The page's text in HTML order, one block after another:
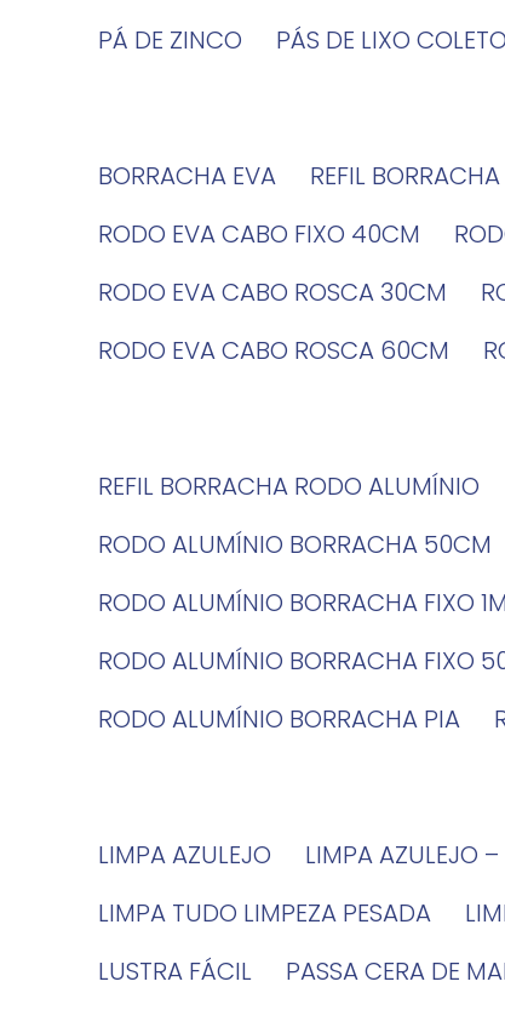
PÁ DE ZINCO
PÁS DE LIXO
BORRACHA EVA
REFIL
RODO EVA CABO FIXO 40CM
RODO EVA CABO ROSCA 30CM
RODO EVA CABO ROSCA 60CM
REFIL BORRACHA RODO ALUMÍNIO
RODO ALUMÍNIO BORRACHA 50CM
RODO ALUMÍNIO BORRACHA FIXO 1M
RODO ALUMÍNIO BORRACHA FIXO
RODO ALUMÍNIO BORRACHA PIA
LIMPA AZULEJO
LIMPA AZULEJO
LIMPA TUDO LIMPEZA PESADA
LUSTRA FÁCIL
PASSA CERA DE